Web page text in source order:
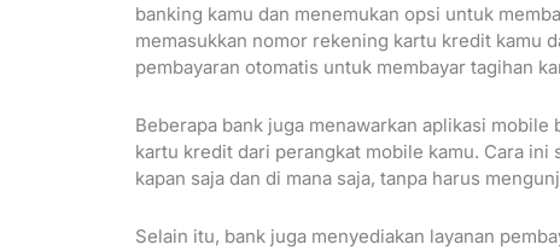
banking kamu dan menemukan opsi untuk
memasukkan nomor rekening kartu kredit kamu
pembayaran otomatis untuk membayar tagihan
Beberapa bank juga menawarkan aplikasi
kartu kredit dari perangkat mobile kamu. Cara ini
kapan saja dan di mana saja, tanpa harus
Selain itu, bank juga menyediakan layanan